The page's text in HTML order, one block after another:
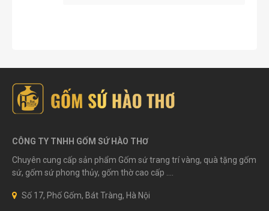
CÔNG TY TNHH GỐM SỨ HÀO THƠ
Chuyên cung cấp sản phẩm Gốm sứ trang trí vàng, quà tặng gốm
sứ, gốm sứ phong thủy, gốm thờ cao cấp ....
Số 17, Phố Gốm, Bát Tràng, Hà Nội